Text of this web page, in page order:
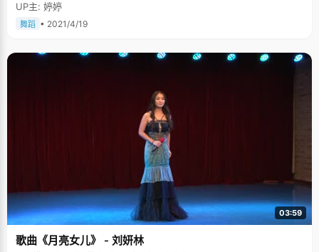
UP主: 婷婷
舞蹈 • 2021/4/19
03:59
歌曲《月亮女儿》 - 刘妍林